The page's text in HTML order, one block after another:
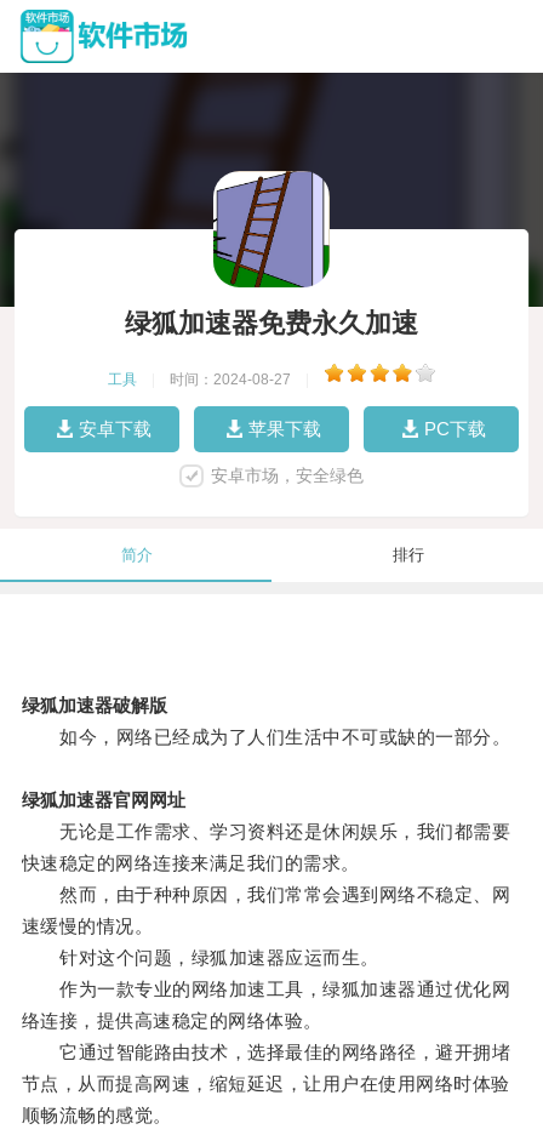
绿狐加速器免费永久加速
工具 时间：2024-08-27
安卓下载 苹果下载 PC下载
安卓市场，安全绿色
简介 排行
绿狐加速器破解版
如今，网络已经成为了人们生活中不可或缺的一部分。
绿狐加速器官网网址
无论是工作需求、学习资料还是休闲娱乐，我们都需要
快速稳定的网络连接来满足我们的需求。
然而，由于种种原因，我们常常会遇到网络不稳定、网
速缓慢的情况。
针对这个问题，绿狐加速器应运而生。
作为一款专业的网络加速工具，绿狐加速器通过优化网
络连接，提供高速稳定的网络体验。
它通过智能路由技术，选择最佳的网络路径，避开拥堵
节点，从而提高网速，缩短延迟，让用户在使用网络时体验
顺畅流畅的感觉。